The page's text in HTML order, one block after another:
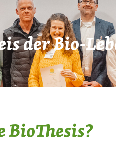
der Bio-
BioThesis?